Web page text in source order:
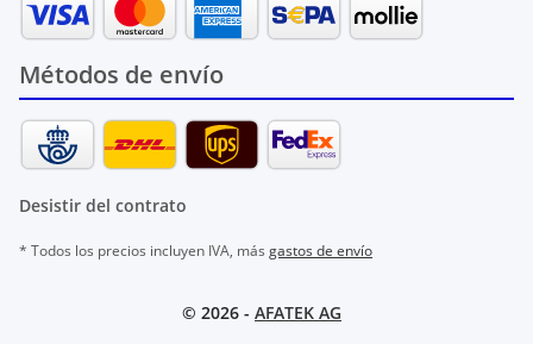
Métodos de envío
Desistir del contrato
* Todos los precios incluyen IVA, más gastos de envío
© 2026 - AFATEK AG